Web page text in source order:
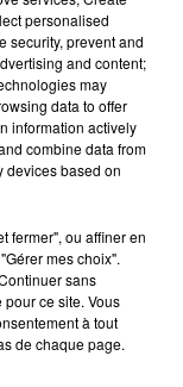
RÉGION ET
LA RÉDACTION
MOBILE
l'équipe RCA
personalised
security, prevent and
and content;
may
data to offer
information actively
combine data from
devices based on
fermer", ou affiner en
mes choix".
sans
ce site. Vous
à tout
de chaque page.